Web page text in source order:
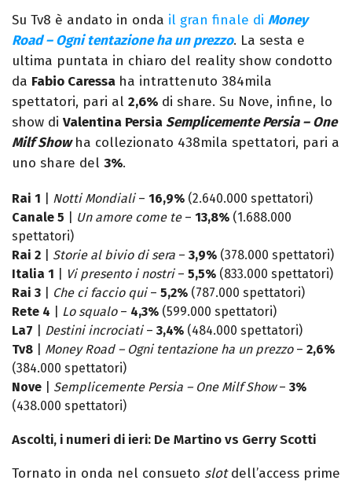
Su Tv8 è andato in onda il gran finale di Money
Road – Ogni tentazione ha un prezzo. La sesta e
ultima puntata in chiaro del reality show condotto
da Fabio Caressa ha intrattenuto 384mila
spettatori, pari al 2,6% di share. Su Nove, infine, lo
show di Valentina PersiaSemplicemente Persia – One
Milf Show ha collezionato 438mila spettatori, pari a
uno share del 3%.
Rai 1 Notti Mondiali– 16,9% (2.640.000 spettatori)
Canale 5
Un amore come te– 13,8% (1.688.000
spettatori)
Rai 2
Storie al bivio di sera – 3,9% (378.000 spettatori)
Italia 1
Vi presento i nostri– 5,5% (833.000 spettatori)
Rai 3
Che ci faccio qui– 5,2% (787.000 spettatori)
Rete 4
Lo squalo – 4,3% (599.000 spettatori)
La7
Destini incrociati– 3,4% (484.000 spettatori)
Tv8
Money Road – Ogni tentazione ha un prezzo – 2,6%
(384.000 spettatori)
Nove
Semplicemente Persia – One Milf Show– 3%
(438.000 spettatori)
Ascolti, i numeri di ieri: De Martino vs Gerry Scotti
Tornato in onda nel consueto slotdell’access prime